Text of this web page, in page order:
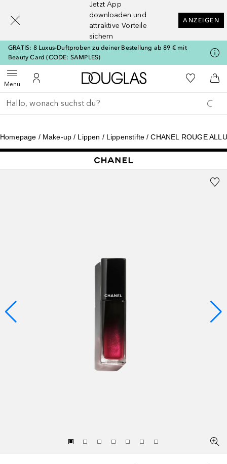
Jetzt App
downloaden und
attraktive Vorteile
sichern
ANZEIGEN
GRATIS: 8 Luxus-Duftproben zu deiner Bestellung ab 89 € mit
Beauty Card (CODE: SAMPLES)
MenüMenü öffnenZu Meinem Kundenkonto
Zur Douglas Startseite
Zu Meiner
Gehe zurück
Suche ausführen
Homepage Make-up Lippen Lippenstifte CHANEL ROUGE
[navigation.slideout.screenreader]